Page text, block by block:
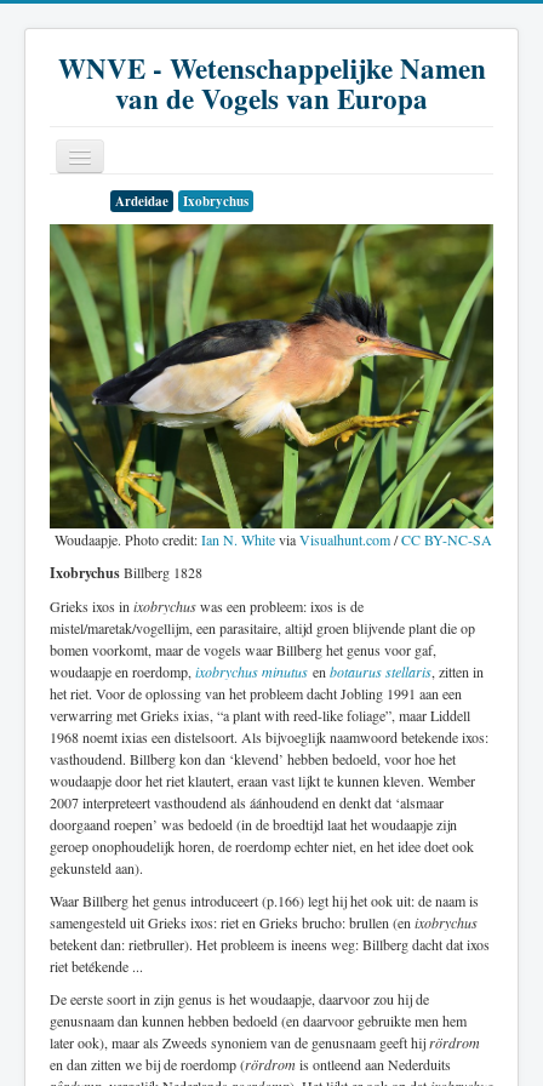
WNVE - Wetenschappelijke Namen
van de Vogels van Europa
Inleiding
Soort
Genus
Familie
Historie
Literatuur
Ardeidae Ixobrychus
Woudaapje. Photo credit:Ian N. WhiteviaVisualhunt.com/CC BY-NC-SA
IxobrychusBillberg 1828
Grieks ixos in ixobrychuswas een probleem: ixos is de
mistel/maretak/vogellijm, een parasitaire, altijd groen blijvende plant die op
bomen voorkomt, maar de vogels waar Billberg het genus voor gaf,
woudaapje en roerdomp, ixobrychus minutus en botaurus stellaris, zitten in
het riet. Voor de oplossing van het probleem dacht Jobling 1991 aan een
verwarring met Grieks ixias, “a plant with reed-like foliage”, maar Liddell
1968 noemt ixias een distelsoort. Als bijvoeglijk naamwoord betekende ixos:
vasthoudend. Billberg kon dan ‘klevend’ hebben bedoeld, voor hoe het
woudaapje door het riet klautert, eraan vast lijkt te kunnen kleven. Wember
2007 interpreteert vasthoudend als áánhoudend en denkt dat ‘alsmaar
doorgaand roepen’ was bedoeld (in de broedtijd laat het woudaapje zijn
geroep onophoudelijk horen, de roerdomp echter niet, en het idee doet ook
gekunsteld aan).
Waar Billberg het genus introduceert (p.166) legt hij het ook uit: de naam is
samengesteld uit Grieks ixos: riet en Grieks brucho: brullen (en ixobrychus
betekent dan: rietbruller). Het probleem is ineens weg: Billberg dacht dat ixos
riet betékende ...
De eerste soort in zijn genus is het woudaapje, daarvoor zou hij de
genusnaam dan kunnen hebben bedoeld (en daarvoor gebruikte men hem
later ook), maar als Zweeds synoniem van de genusnaam geeft hijrördrom
en dan zitten we bij de roerdomp (rördromis ontleend aan Nederduits